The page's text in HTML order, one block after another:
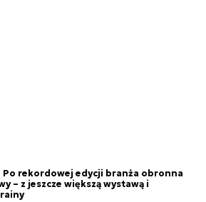
Po rekordowej edycji branża obronna
– z jeszcze większą wystawą i